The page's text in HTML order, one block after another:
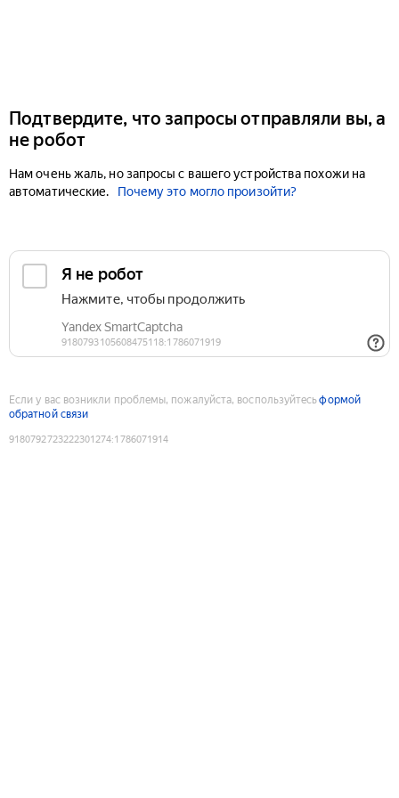
Подтвердите, что запросы отправляли вы, а
не робот
Нам очень жаль, но запросы с вашего устройства похожи на
автоматические.
Почему это могло произойти?
Если у вас возникли проблемы, пожалуйста, воспользуйтесьформой
обратной связи
9180792723222301274:1786071914